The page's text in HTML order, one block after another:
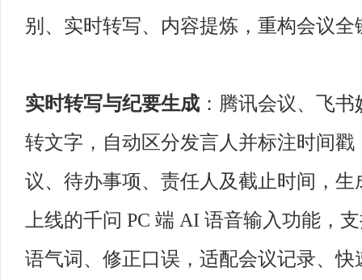
别、实时转写、内容提炼，重构会议全
实时转写与纪要生成 ：腾讯会议、飞
转文字，自动区分发言人并标注时间
议、待办事项、责任人及截止时间，
上线的千问 PC 端 AI 语音输入功能，
语气词、修正口误，适配会议记录、快